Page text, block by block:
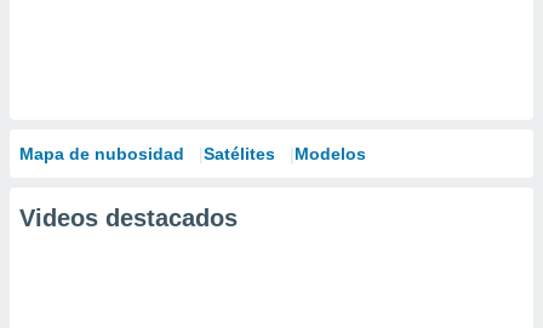
Mapa de nubosidad Satélites Modelos
Videos destacados